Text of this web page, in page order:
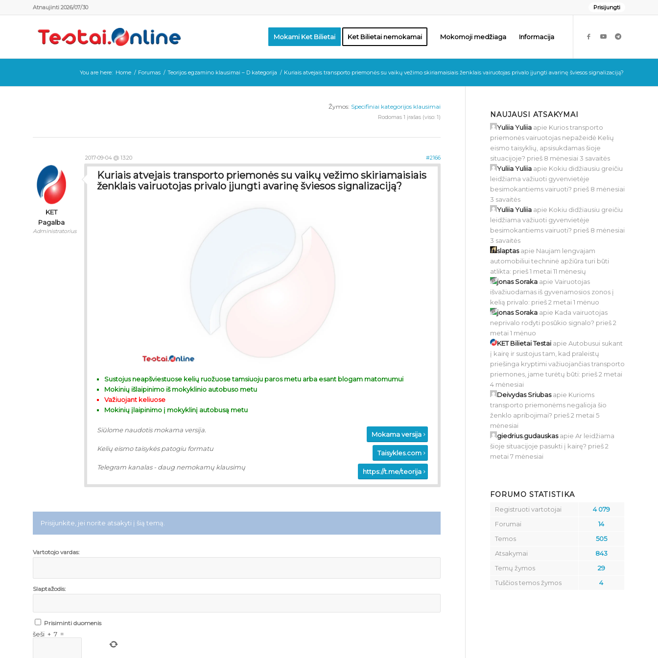
Prisijungti
Atnaujinti 2026/07/30
Mokami Ket Bilietai Ket Bilietai nemokamai Mokomoji medžiaga Informacija
You are here: Home / Forumas / Teorijos egzamino klausimai – D kategorija / Kuriais atvejais transporto priemonės su vaikų vežimo skiriamaisiais ženklais vairuotojas privalo įjungti avarinę šviesos signalizaciją?
Žymos: Specifiniai kategorijos klausimai
Rodomas 1 įrašas (viso: 1)
2017-09-04 @ 13:20 #2166
KET
Pagalba
Administratorius
Kuriais atvejais transporto priemonės su vaikų vežimo skiriamaisiais
ženklais vairuotojas privalo įjungti avarinę šviesos signalizaciją?
Sustojus neapšviestuose kelių ruožuose tamsiuoju paros metu arba esant blogam matomumui
Mokinių išlaipinimo iš mokyklinio autobuso metu
Važiuojant keliuose
Mokinių įlaipinimo į mokyklinį autobusą metu
Siūlome naudotis mokama versija.
Mokama versija
Kelių eismo taisykės patogiu formatu
Taisykles.com
Telegram kanalas - daug nemokamų klausimų
https://t.me/teorija
Prisijunkite, jei norite atsakyti į šią temą.
Vartotojo vardas:
Slaptažodis:
Prisiminti duomenis
šeši + 7 =
NAUJAUSI ATSAKYMAI
Yuliia Yuliia apie Kurios transporto
priemonės vairuotojas nepažeidė Kelių
eismo taisyklių, apsisukdamas šioje
situacijoje? prieš 8 mėnesiai 3 savaitės
Yuliia Yuliia apie Kokiu didžiausiu greičiu
leidžiama važiuoti gyvenvietėje
besimokantiems vairuoti? prieš 8 mėnesiai
3 savaitės
Yuliia Yuliia apie Kokiu didžiausiu greičiu
leidžiama važiuoti gyvenvietėje
besimokantiems vairuoti? prieš 8 mėnesiai
3 savaitės
slaptasapie Naujam lengvajam
automobiliui techninė apžiūra turi būti
atlikta: prieš 1 metai 11 mėnesių
jonas Soraka apieVairuotojas
išvažiuodamas iš gyvenamosios zonos į
kelią privalo: prieš 2 metai 1 mėnuo
jonas Soraka apie Kada vairuotojas
neprivalo rodyti posūkio signalo? prieš 2
metai 1 mėnuo
KET Bilietai Testai apieAutobusui sukant
į kairę ir sustojus tam, kad praleistų
priešinga kryptimi važiuojančias transporto
priemones, jame turėtų būti: prieš 2 metai
4 mėnesiai
Deivydas Sriubasapie Kurioms
transporto priemonėms negalioja šio
ženklo apribojimai? prieš 2 metai 5
mėnesiai
giedrius.gudauskasapieAr leidžiama
šioje situacijoje pasukti į kairę? prieš 2
metai 7 mėnesiai
FORUMO STATISTIKA
Registruoti vartotojai
4 079
Forumai
14
Temos
505
Atsakymai
843
Temų žymos
29
Tuščios temos žymos
4